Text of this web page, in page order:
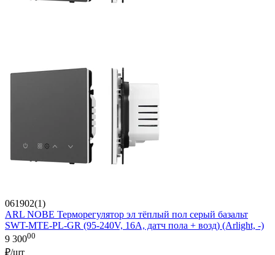
061902(1)
ARL NOBE Терморегулятор эл тёплый пол серый базальт
SWT-MTE-PL-GR (95-240V, 16A, датч пола + возд) (Arlight, -)
9 30000
₽/шт